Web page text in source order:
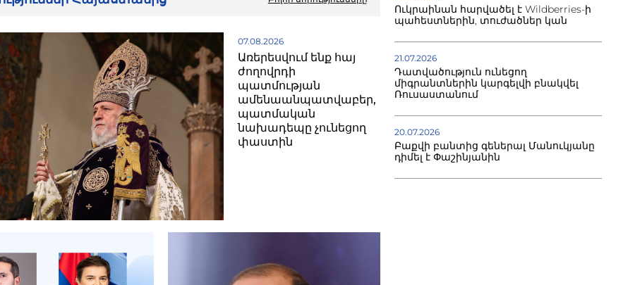
07.08.2026
Առերեսվում ենք հայ
ժողովրդի
պատմության
ամենաանպատվաբեր,
պատմական
նախադեպը չունեցող
փաստին
Ուկրաինան հարվածել է Wildberries-ի
պահեստներին, տուժածներ կան
21.07.2026
Դատվածություն ունեցող
միգրանտներին կարգելվի բնակվել
Ռուսաստանում
20.07.2026
Բաքվի բանտից գեներալ Մանուկյանը
դիմել է Փաշինյանին